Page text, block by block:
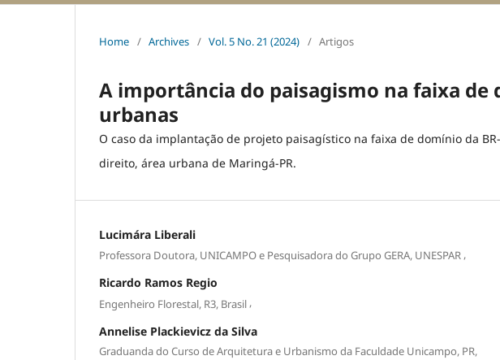
Home / Archives / Vol. 5 No. 21 (2024) / Artigos
A importância do paisagismo na faixa de
urbanas
O caso da implantação de projeto paisagístico na faixa de domínio da
direito, área urbana de Maringá-PR.
Lucimára Liberali
Professora Doutora, UNICAMPO e Pesquisadora do Grupo GERA, UNESPAR ,
Ricardo Ramos Regio
Engenheiro Florestal, R3, Brasil ,
Annelise Plackievicz da Silva
Graduanda do Curso de Arquitetura e Urbanismo da Faculdade Unicampo, PR,